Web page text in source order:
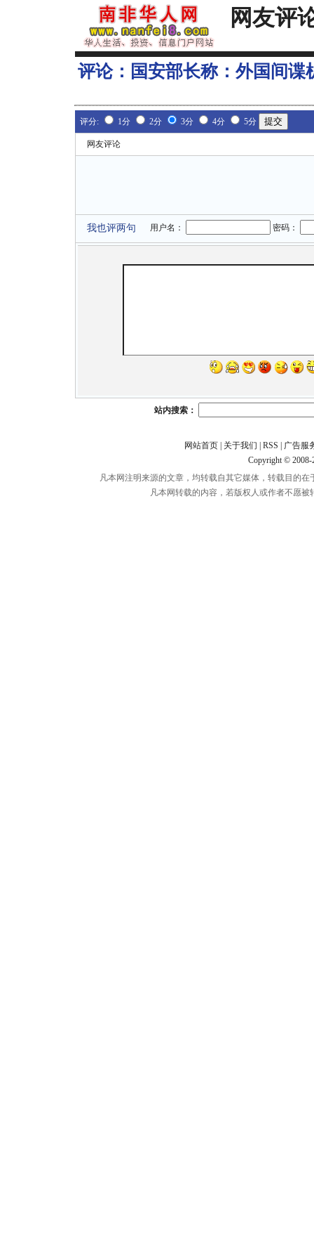
网友评
评论： 国安部长称：外国间
评分: 1分 2分 3分 4分 5分
网友评论
我也评两句 用户名： 密码：
站内搜索：
网站首页| 关于我们 RSS
广告服
Copyright ©
凡本网注明来源的文章，均转载自其它媒体，转载目的
凡本网转载的内容，若版权人或作者不愿